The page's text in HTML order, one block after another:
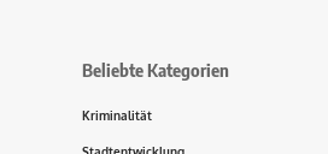
Beliebte Kategorien
Kriminalität